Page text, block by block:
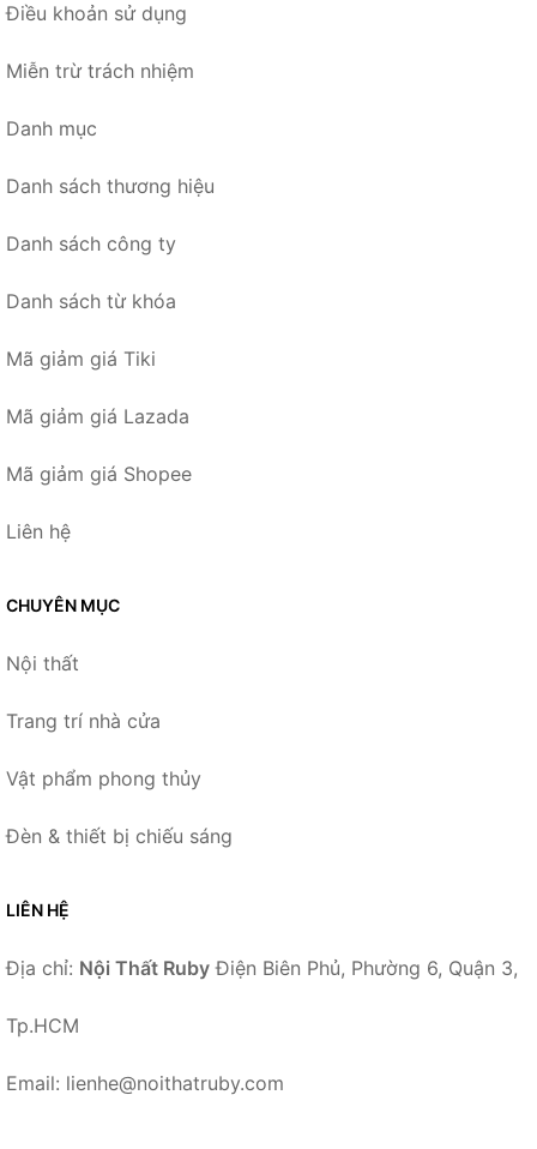
Điều khoản sử dụng
Miễn trừ trách nhiệm
Danh mục
Danh sách thương hiệu
Danh sách công ty
Danh sách từ khóa
Mã giảm giá Tiki
Mã giảm giá Lazada
Mã giảm giá Shopee
Liên hệ
CHUYÊN MỤC
Nội thất
Trang trí nhà cửa
Vật phẩm phong thủy
Đèn & thiết bị chiếu sáng
LIÊN HỆ
Địa chỉ: Nội Thất Ruby Điện Biên Phủ, Phường 6, Quận 3,
Tp.HCM
Email: lienhe@noithatruby.com